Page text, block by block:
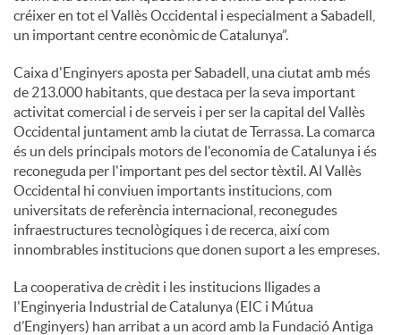
créixer en tot el Vallès Occidental i especialment a Sabadell,
un important centre econòmic de Catalunya”.
Caixa d'Enginyers aposta per Sabadell, una ciutat amb més
de 213.000 habitants, que destaca per la seva important
activitat comercial i de serveis i per ser la capital del Vallès
Occidental juntament amb la ciutat de Terrassa. La comarca
és un dels principals motors de l'economia de Catalunya i és
reconeguda per l'important pes del sector tèxtil. Al Vallès
Occidental hi conviuen importants institucions, com
universitats de referència internacional, reconegudes
infraestructures tecnològiques i de recerca, així com
innombrables institucions que donen suport a les empreses.
La cooperativa de crèdit i les institucions lligades a
l'Enginyeria Industrial de Catalunya (EIC i Mútua
d’Enginyers) han arribat a un acord amb la Fundació Antiga